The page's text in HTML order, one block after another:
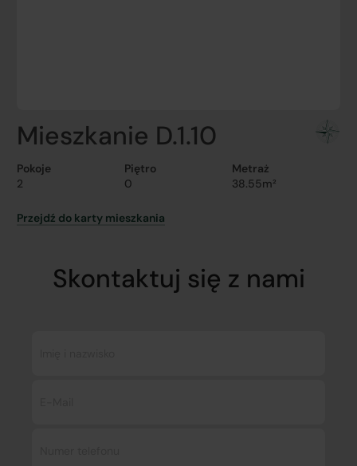
Mieszkanie D.1.10
Pokoje
2
Piętro
0
Metraż
38.55m²
Przejdź do karty mieszkania
Skontaktuj się z nami